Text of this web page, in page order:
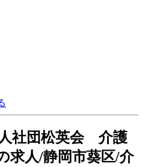
社団松英会 介護
求人/静岡市葵区/介